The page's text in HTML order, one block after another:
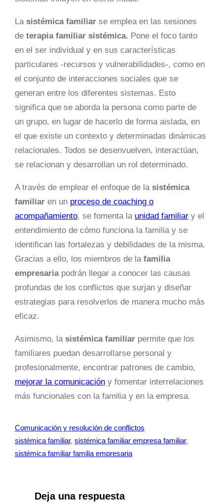
La sistémica familiar se emplea en las sesiones
de terapia familiar sistémica. Pone el foco tanto
en el ser individual y en sus características
particulares -recursos y vulnerabilidades-, como en
el conjunto de interacciones sociales que se
generan entre los diferentes sistemas. Esto
significa que se aborda la persona como parte de
un grupo, en lugar de hacerlo de forma aislada, en
el que existe un contexto y determinadas dinámicas
relacionales. Todos se desenvuelven, interactúan,
se relacionan y desarrollan un rol determinado.
A través de emplear el enfoque de la sistémica
familiar en un proceso de coaching o
acompañamiento, se fomenta la unidad familiar y el
entendimiento de cómo funciona la familia y se
identifican las fortalezas y debilidades de la misma.
Gracias a ello, los miembros de la familia
empresariapodrán llegar a conocer las causas
profundas de los conflictos que surjan y diseñar
estrategias para resolverlos de manera mucho más
eficaz.
Asimismo, la sistémica familiar permite que los
familiares puedan desarrollarse personal y
profesionalmente, encontrar patrones de cambio,
mejorar la comunicación y fomentar interrelaciones
más funcionales con la familia y en la empresa.
Comunicación y resolución de conflictos
sistémica familiar, sistémica familiar empresa familiar
sistémica familiar familia empresaria
Deja una respuesta